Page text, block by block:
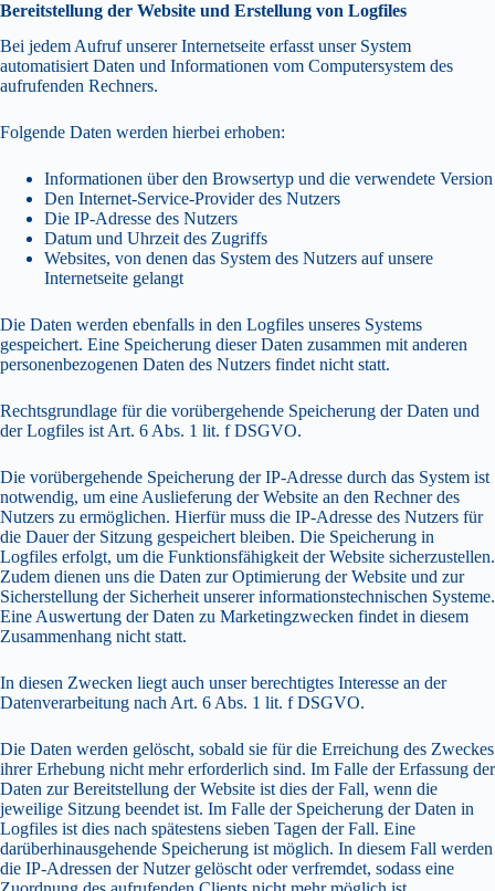
Bereitstellung der Website und Erstellung von Logfiles
Bei jedem Aufruf unserer Internetseite erfasst unser System
automatisiert Daten und Informationen vom Computersystem des
aufrufenden Rechners.
Folgende Daten werden hierbei erhoben:
Informationen über den Browsertyp und die verwendete Version
Den Internet-Service-Provider des Nutzers
Die IP-Adresse des Nutzers
Datum und Uhrzeit des Zugriffs
Websites, von denen das System des Nutzers auf unsere
Internetseite gelangt
Die Daten werden ebenfalls in den Logfiles unseres Systems
gespeichert. Eine Speicherung dieser Daten zusammen mit anderen
personenbezogenen Daten des Nutzers findet nicht statt.
Rechtsgrundlage für die vorübergehende Speicherung der Daten und
der Logfiles ist Art. 6 Abs. 1 lit. f DSGVO.
Die vorübergehende Speicherung der IP-Adresse durch das System ist
notwendig, um eine Auslieferung der Website an den Rechner des
Nutzers zu ermöglichen. Hierfür muss die IP-Adresse des Nutzers für
die Dauer der Sitzung gespeichert bleiben. Die Speicherung in
Logfiles erfolgt, um die Funktionsfähigkeit der Website sicherzustellen.
Zudem dienen uns die Daten zur Optimierung der Website und zur
Sicherstellung der Sicherheit unserer informationstechnischen Systeme.
Eine Auswertung der Daten zu Marketingzwecken findet in diesem
Zusammenhang nicht statt.
In diesen Zwecken liegt auch unser berechtigtes Interesse an der
Datenverarbeitung nach Art. 6 Abs. 1 lit. f DSGVO.
Die Daten werden gelöscht, sobald sie für die Erreichung des Zweckes
ihrer Erhebung nicht mehr erforderlich sind. Im Falle der Erfassung der
Daten zur Bereitstellung der Website ist dies der Fall, wenn die
jeweilige Sitzung beendet ist. Im Falle der Speicherung der Daten in
Logfiles ist dies nach spätestens sieben Tagen der Fall. Eine
darüberhinausgehende Speicherung ist möglich. In diesem Fall werden
die IP-Adressen der Nutzer gelöscht oder verfremdet, sodass eine